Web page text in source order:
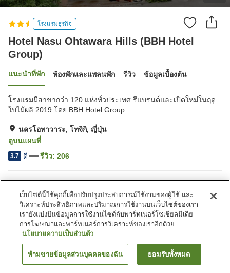
โรงแรมธุรกิจ
Hotel Nasu Ohtawara Hills (BBH Hotel
Group)
แนะนำที่พัก ห้องพักและแพลนพัก รีวิว ข้อมูลเบื้องต้น
โรงแรมมีสาขากว่า 120 แห่งทั่วประเทศ รีแบรนด์และเปิดใหม่ในฤดู
ใบไม้ผลิ 2019 โดย BBH Hotel Group
นครโอทาวาระ, โทจิกิ, ญี่ปุ่น
ดูบนแผนที่
3.7 ดี รีวิว: 206
ที่จอดรถ
ซาวน่า
เลานจ์
ห้องอาบน้ำใหญ่
หน้าแรก ญี่ปุ่น โทจิกิ
Hotel Nasu Ohtawara Hills (BBH Hotel Group)
ค้นหาห้องพัก
เว็บไซต์นี้ใช้คุกกี้เพื่อปรับปรุงประสบการณ์ใช้งานของผู้ใช้ และ
วิเคราะห์ประสิทธิภาพและปริมาณการใช้งานบนเว็บไซต์ของเรา
เรายังแบ่งปันข้อมูลการใช้งานไซต์กับพาร์ทเนอร์โซเชียลมีเดีย
การโฆษณาและพาร์ทเนอร์การวิเคราะห์ของเราอีกด้วย
นโยบายความเป็นส่วนตัว
ห้ามขายข้อมูลส่วนบุคคลของฉัน ยอมรับทั้งหมด